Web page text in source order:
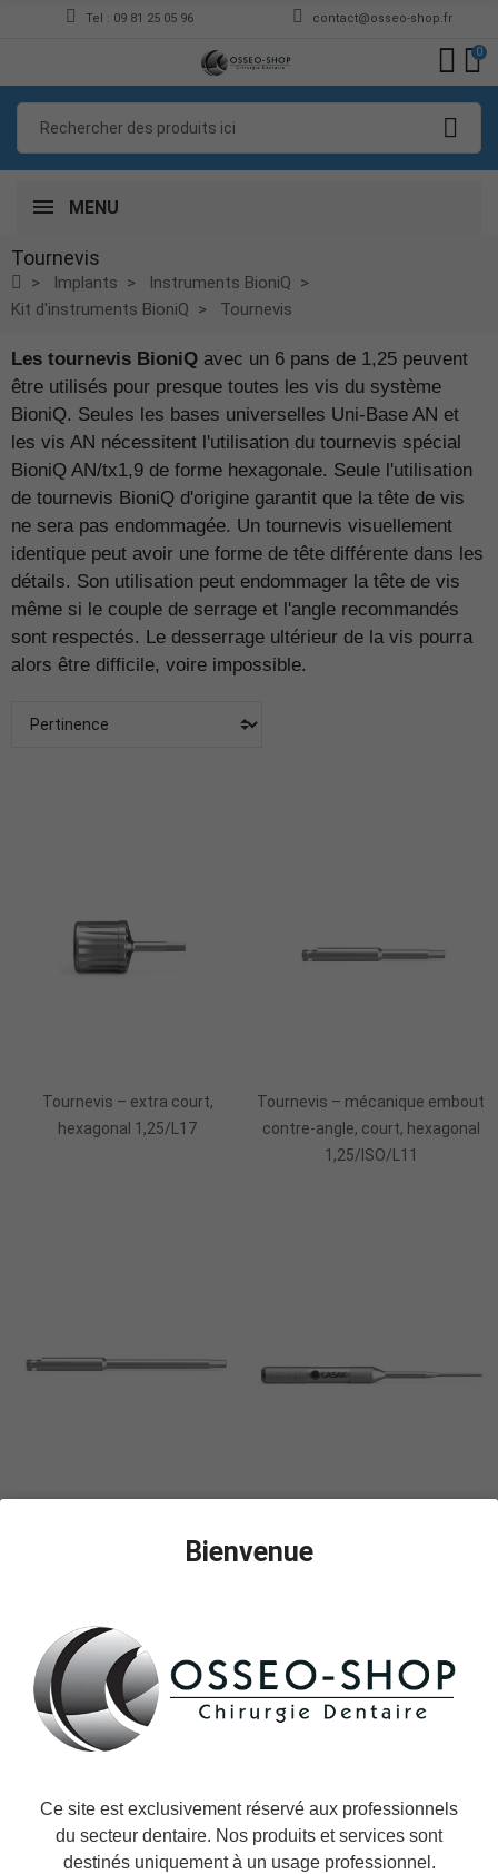
Tel : 09 81 25 05 96 contact@osseo-shop.fr
0
MENU
Tournevis
Implants
Instruments BioniQ
Kit d'instruments BioniQ
Tournevis
Les tournevis BioniQ avec un 6 pans de 1,25 peuvent
être utilisés pour presque toutes les vis du système
BioniQ. Seules les bases universelles Uni-Base AN et
les vis AN nécessitent l'utilisation du tournevis spécial
BioniQ AN/tx1,9 de forme hexagonale. Seule l'utilisation
de tournevis BioniQ d'origine garantit que la tête de vis
ne sera pas endommagée. Un tournevis visuellement
identique peut avoir une forme de tête différente dans les
détails. Son utilisation peut endommager la tête de vis
même si le couple de serrage et l'angle recommandés
sont respectés. Le desserrage ultérieur de la vis pourra
alors être difficile, voire impossible.
Tournevis – extra court,
hexagonal 1,25/L17
Tournevis – mécanique embout
contre-angle, court, hexagonal
1,25/ISO/L11
embout contre-angle, hexagonalBienvenue
Ce site est exclusivement réservé aux professionnels
du secteur dentaire. Nos produits et services sont
destinés uniquement à un usage professionnel.